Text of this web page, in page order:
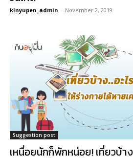
kinyupen_admin - November 2, 2019
Suggestion post
เหนื่อยนักก็พักหน่อย! เที่ยวบ้าง